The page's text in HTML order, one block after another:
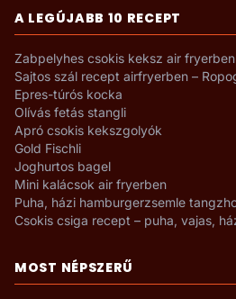
A LEGÚJABB 10 RECEPT
Zabpelyhes csokis keksz air fryerben
Sajtos szál recept airfryerben –
Epres-túrós kocka
Olívás fetás stangli
Apró csokis kekszgolyók
Gold Fischli
Joghurtos bagel
Mini kalácsok air fryerben
Puha, házi hamburgerzsemle
Csokis csiga recept – puha, vajas,
MOST NÉPSZERŰ